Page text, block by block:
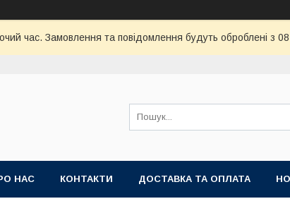
час. Замовлення та повідомлення будуть оброблені з
НАС КОНТАКТИ ДОСТАВКА ТА ОПЛАТА